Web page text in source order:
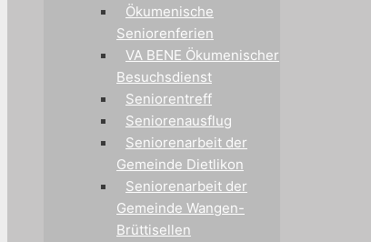
Ökumenische
Seniorenferien
VA BENE Ökumenischer
Besuchsdienst
Seniorentreff
Seniorenausflug
Seniorenarbeit der
Gemeinde Dietlikon
Seniorenarbeit der
Gemeinde Wangen-
Brüttisellen